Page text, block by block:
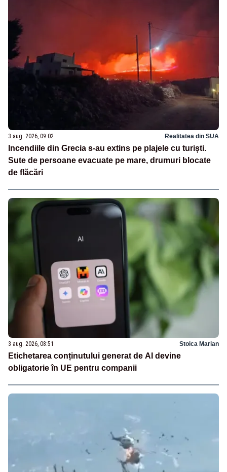
3 aug. 2026, 09:02 Realitatea din SUA
Incendiile din Grecia s-au extins pe plajele cu turiști.
Sute de persoane evacuate pe mare, drumuri blocate
de flăcări
3 aug. 2026, 08:51 Stoica Marian
Etichetarea conținutului generat de AI devine
obligatorie în UE pentru companii